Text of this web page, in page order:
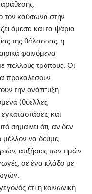
τον καύσωνα στην
άμεσα και τα ψάρια
της θάλασσας, η
φαινόμενα
πολλούς τρόπους. Οι
προκαλέσουν
την ανάπτυξη
(θύελλες,
και
σημαίνει ότι, αν δεν
μέλλον να δούμε,
αυξήσεις των τιμών
σε ένα κλάδο με
ότι η κοινωνική